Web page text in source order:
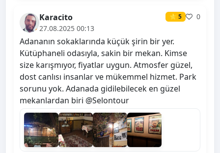
Karacito ⭐ 5
0
27.08.2025 00:13
Adananın sokaklarında küçük şirin bir yer.
Kütüphaneli odasıyla, sakin bir mekan. Kimse
size karışmıyor, fiyatlar uygun. Atmosfer güzel,
dost canlısı insanlar ve mükemmel hizmet. Park
sorunu yok. Adanada gidilebilecek en güzel
mekanlardan biri @Selontour